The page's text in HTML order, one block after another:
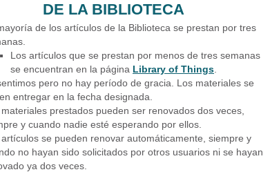
DE LA BIBLIOTECA
de los artículos de la Biblioteca se prestan por tres
Los artículos que se prestan por menos de tres semanas
se encuentran en la página Library of Things
pero no hay período de gracia. Los materiales se
entregar en la fecha designada.
prestados pueden ser renovados dos veces,
y cuando nadie esté esperando por ellos.
artículos se pueden renovar automáticamente, siempre y
no hayan sido solicitados por otros usuarios ni se hayan
ya dos veces.